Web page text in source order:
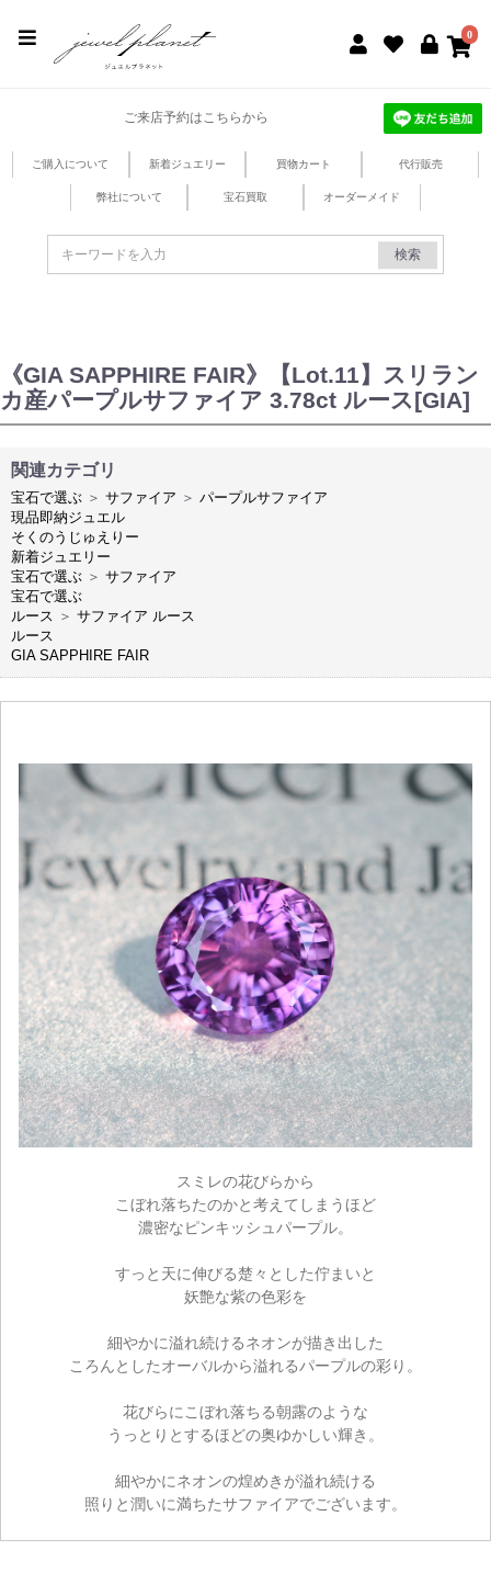
0
ご来店予約はこちらから
ご購入について 新着ジュエリー 買物カート 代行販売
弊社について 宝石買取 オーダーメイド
検索
《GIA SAPPHIRE FAIR》【Lot.11】スリラン
カ産パープルサファイア 3.78ct ルース[GIA]
関連カテゴリ
宝石で選ぶ ＞ サファイア ＞ パープルサファイア
現品即納ジュエル
そくのうじゅえりー
新着ジュエリー
宝石で選ぶ ＞ サファイア
宝石で選ぶ
ルース ＞ サファイア ルース
ルース
GIA SAPPHIRE FAIR
スミレの花びらから
こぼれ落ちたのかと考えてしまうほど
濃密なピンキッシュパープル。
すっと天に伸びる楚々とした佇まいと
妖艶な紫の色彩を
細やかに溢れ続けるネオンが描き出した
ころんとしたオーバルから溢れるパープルの彩り。
花びらにこぼれ落ちる朝露のような
うっとりとするほどの奥ゆかしい輝き。
細やかにネオンの煌めきが溢れ続ける
照りと潤いに満ちたサファイアでございます。